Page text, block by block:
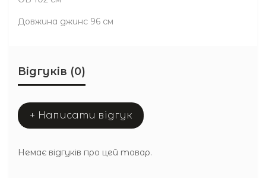
Довжина джинс 96 см
Відгуків (0)
+ Написати відгук
Немає відгуків про цей товар.